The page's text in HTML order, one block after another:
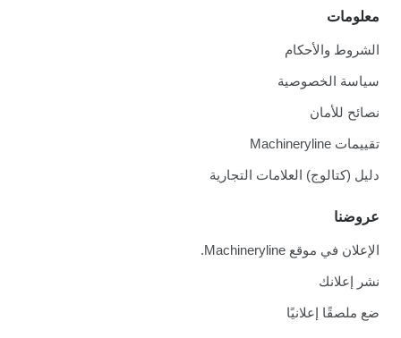
معلومات
الشروط والأحكام
سياسة الخصوصية
نصائح للأمان
تقييمات Machineryline
دليل (كتالوج) العلامات التجارية
عروضنا
الإعلان في موقع Machineryline.
نشر إعلانك
ضع ملصقًا إعلانيًا